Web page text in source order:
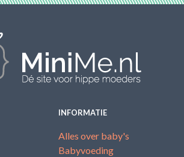
INFORMATIE
Alles over baby's
Babyvoeding